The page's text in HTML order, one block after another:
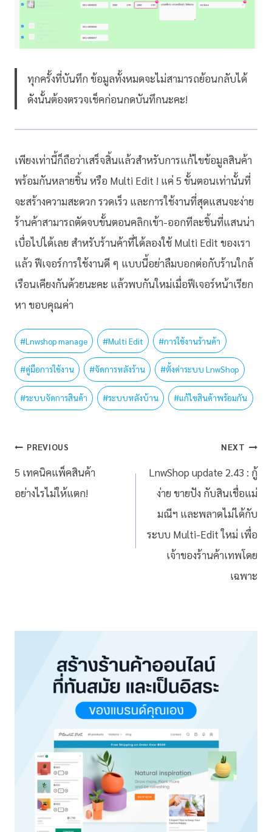
ทุกครั้งที่บันทึก ข้อมูลทั้งหมดจะไม่สามารถย้อนกลับได้
ดังนั้นต้องตรวจเช็คก่อนกดบันทึกนะคะ!
เพียงเท่านี้ก็ถือว่าเสร็จสิ้นแล้วสำหรับการแก้ไขข้อมูลสินค้า
พร้อมกันหลายชิ้น หรือ Multi Edit ! แค่ 5 ขั้นตอนเท่านั้นที่
จะสร้างความสะดวก รวดเร็ว และการใช้งานที่สุดแสนจะง่าย
ร้านค้าสามารถตัดจบขั้นตอนคลิกเข้า-ออกทีละชิ้นที่แสนน่า
เบื่อไปได้เลย สำหรับร้านค้าที่ได้ลองใช้ Multi Edit ของเรา
แล้ว ฟีเจอร์การใช้งานดี ๆ แบบนี้อย่าลืมบอกต่อกับร้านใกล้
เรือนเคียงกันด้วยนะคะ แล้วพบกันใหม่เมื่อฟีเจอร์หน้าเรียก
หา ขอบคุณค่า
#Lnwshop manage #Multi Edit #การใช้งานร้านค้า
#คู่มือการใช้งาน #จัดการหลังร้าน #ตั้งค่าระบบ LnwShop
#ระบบจัดการสินค้า #ระบบหลังบ้าน #แก้ไขสินค้าพร้อมกัน
PREVIOUS
5 เทคนิคแพ็คสินค้า
อย่างไรไม่ให้แตก!
NEXT
LnwShop update 2.43 : กู้
ง่าย ขายปัง กับสินเชื่อแม่
มณีฯ และพลาดไม่ได้กับ
ระบบ Multi-Edit ใหม่ เพื่อ
เจ้าของร้านค้าเทพโดย
เฉพาะ